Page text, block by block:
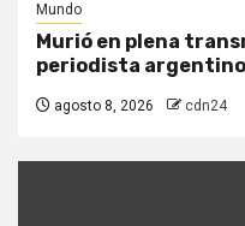
Mundo
Murió en plena
periodista
agosto 8, 2026 cdn24